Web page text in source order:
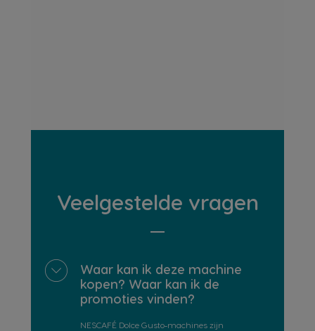
Veelgestelde vragen
Waar kan ik deze machine
kopen? Waar kan ik de
promoties vinden?
NESCAFÉ Dolce Gusto‑machines zijn